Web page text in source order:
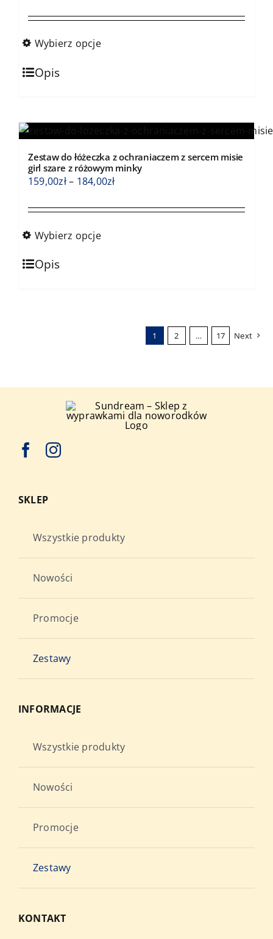
stronie
produktu
od
Wybierz opcje
Ten
produkt
wariantów.
można
wybrać
stronie
produktu
Opis
Zestaw do łóżeczka z ochraniaczem z sercem misie
girl szare z różowym minky
159,00zł– 184,00złZakres
od
Wybierz opcje
Ten
produkt
na
produktu
Opis
1 2 … 17 Next
SKLEP
Wszystkie produkty
Nowości
Promocje
Zestawy
INFORMACJE
Wszystkie produkty
Nowości
Promocje
Zestawy
KONTAKT